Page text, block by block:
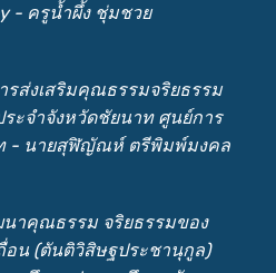
- ครูน้ำผึ้ง ชุ่มชวย
รส่งเสริมคุณธรรมจริยธรรม
ะจำจังหวัดชัยนาท ศูนย์การ
- นายสุฬิญัณห์ ตรีพิมพ์มงคล
าคุณธรรม จริยธรรมของ
ถื่อน (ตันติวิสิษฐประชานุกูล)